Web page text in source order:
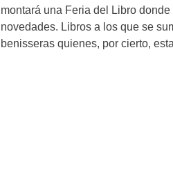
montará una Feria del Libro
novedades. Libros a los que se
benisseras quienes, por cierto,